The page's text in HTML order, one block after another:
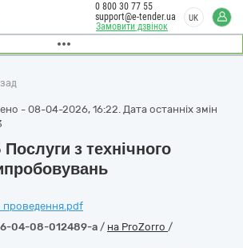
Замовити дзвінок
0 800 30 77 55
support@e-tender.ua
UK
- 08-04-2026, 16:22. Дата останніх змін
з технічного
04-08-012489-a/ на ProZorro /